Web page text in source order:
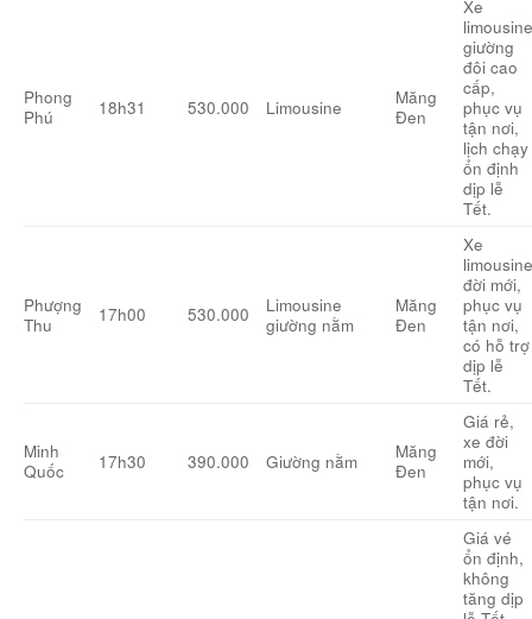
Phong
Phú
18h31 530.000 Limousine
Măng
Đen
Xe
limousine
giường
đôi cao
cấp,
phục vụ
tận nơi,
lịch chạy
ổn định
dịp lễ
Tết.
Phượng
Thu
17h00 530.000
Limousine
giường nằm
Măng
Đen
Xe
limousine
đời mới,
phục vụ
tận nơi,
có hỗ trợ
dịp lễ
Tết.
Minh
Quốc
17h30 390.000 Giường nằm
Măng
Đen
Giá rẻ,
xe đời
mới,
phục vụ
tận nơi.
Giá vé
ổn định,
không
tăng dịp